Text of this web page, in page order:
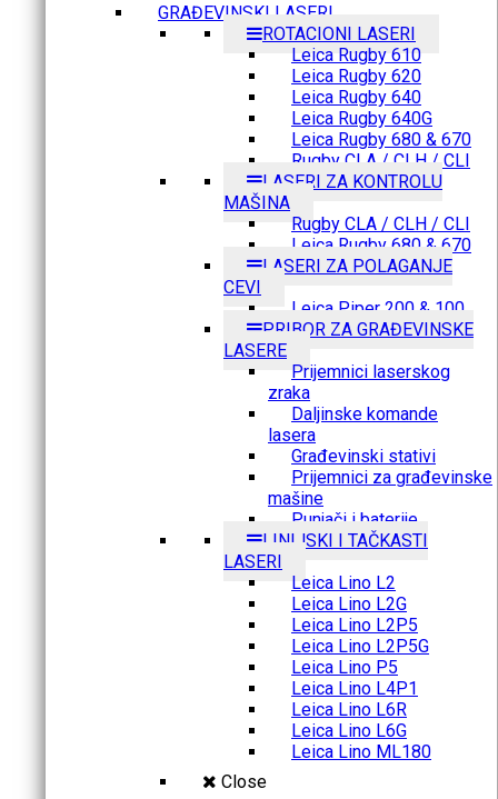
GRAĐEVINSKI LASERI
ROTACIONI LASERI
Leica Rugby 610
Leica Rugby 620
Leica Rugby 640
Leica Rugby 640G
Leica Rugby 680 & 670
Rugby CLA / CLH / CLI
LASERI ZA KONTROLU
MAŠINA
Rugby CLA / CLH / CLI
Leica Rugby 680 & 670
LASERI ZA POLAGANJE
CEVI
Leica Piper 200 & 100
PRIBOR ZA GRAĐEVINSKE
LASERE
Prijemnici laserskog
zraka
Daljinske komande
lasera
Građevinski stativi
Prijemnici za građevinske
mašine
Punjači i baterije
LINIJSKI I TAČKASTI
LASERI
Leica Lino L2
Leica Lino L2G
Leica Lino L2P5
Leica Lino L2P5G
Leica Lino P5
Leica Lino L4P1
Leica Lino L6R
Leica Lino L6G
Leica Lino ML180
Close